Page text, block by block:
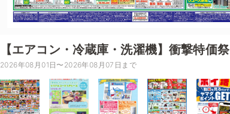
【エアコン・冷蔵庫・洗濯機】衝撃特価祭
2026年08月01日〜2026年08月07日まで